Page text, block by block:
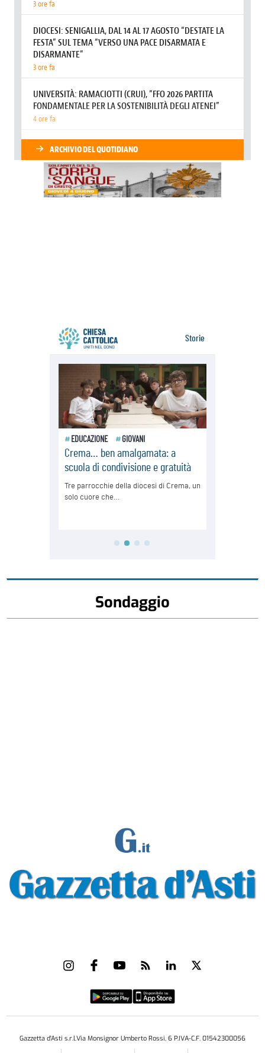
Sondaggio
Gazzetta d'Asti s.r.l.Via Monsignor Umberto Rossi, 6 P.IVA-C.F. 01542300056